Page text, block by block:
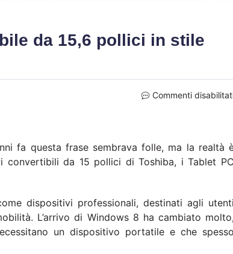
da 15,6 pollici in stile
Commenti
fa questa frase sembrava folle, ma la realtà
da 15 pollici di Toshiba, i Tablet PC
dispositivi professionali, destinati agli utenti
L’arrivo di Windows 8 ha cambiato molto,
un dispositivo portatile e che spesso